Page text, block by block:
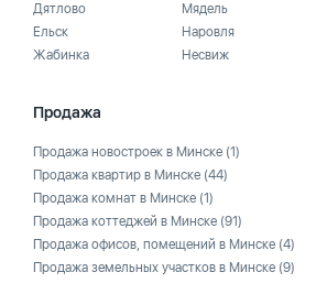
Дятлово
Ельск
Жабинка
Мядель
Наровля
Несвиж
Продажа
Продажа новостроек в Минске (1)
Продажа квартир в Минске (44)
Продажа комнат в Минске (1)
Продажа коттеджей в Минске (91)
Продажа офисов, помещений в Минске (4)
Продажа земельных участков в Минске (9)